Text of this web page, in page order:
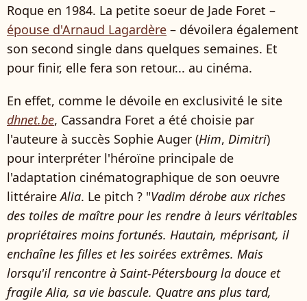
Roque en 1984. La petite soeur de Jade Foret –
épouse d'Arnaud Lagardère – dévoilera également
son second single dans quelques semaines. Et
pour finir, elle fera son retour... au cinéma.
En effet, comme le dévoile en exclusivité le site
dhnet.be, Cassandra Foret a été choisie par
l'auteure à succès Sophie Auger (Him, Dimitri)
pour interpréter l'héroïne principale de
l'adaptation cinématographique de son oeuvre
littéraireAlia. Le pitch ? "Vadim dérobe aux riches
des toiles de maître pour les rendre à leurs véritables
propriétaires moins fortunés. Hautain, méprisant, il
enchaîne les filles et les soirées extrêmes. Mais
lorsqu'il rencontre à Saint-Pétersbourg la douce et
fragile Alia, sa vie bascule. Quatre ans plus tard,